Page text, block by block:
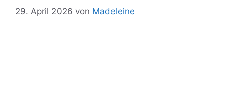
29. April 2026 von Madeleine